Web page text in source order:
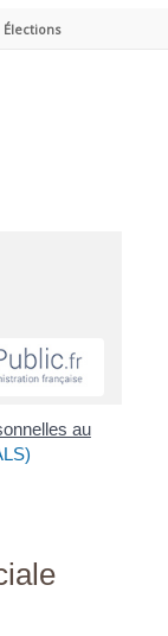
Élections
au